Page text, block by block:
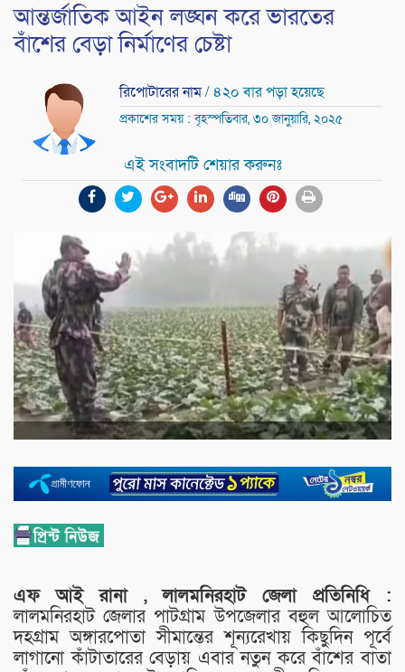
আন্তর্জাতিক আইন লঙ্ঘন করে ভারতের
বাঁশের বেড়া নির্মাণের চেষ্টা
রিপোটারের নাম/ ৪২০ বার পড়া হয়েছে
প্রকাশের সময় : বৃহস্পতিবার, ৩০ জানুয়ারি, ২০২৫
এই সংবাদটি শেয়ার করুনঃ
এফ আই রানা , লালমনিরহাট জেলা প্রতিনিধি :
লালমনিরহাট জেলার পাটগ্রাম উপজেলার বহুল আলোচিত
দহগ্রাম অঙ্গারপোতা সীমান্তের শূন্যরেখায় কিছুদিন পূর্বে
লাগানো কাঁটাতারের বেড়ায় এবার নতুন করে বাঁশের বাতা